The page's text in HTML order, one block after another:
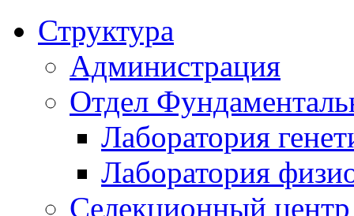
Структура
Администрация
Отдел
Лаборатория
Лаборатория
Селекционный центр